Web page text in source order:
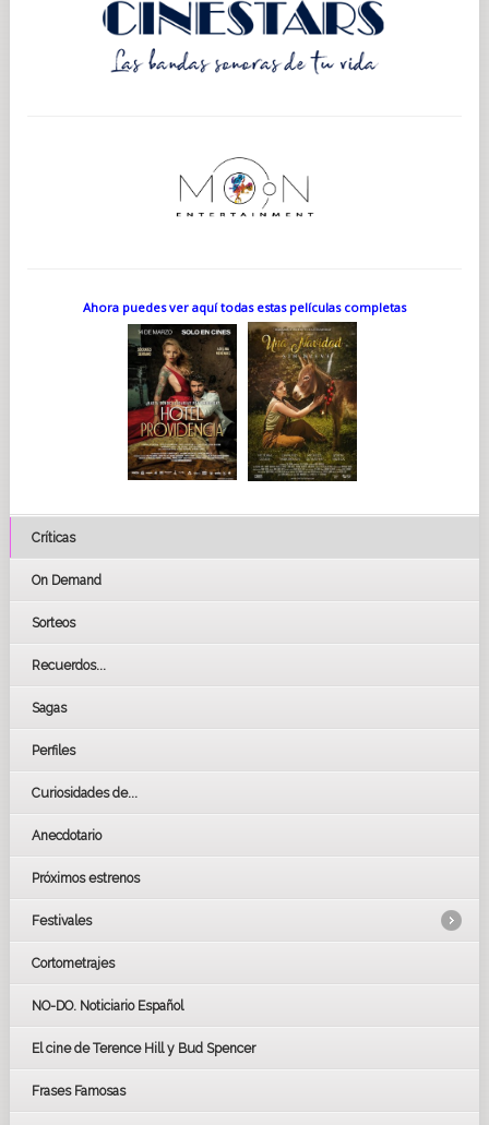
Ahora puedes ver aquí todas estas películas completas
Críticas
On Demand
Sorteos
Recuerdos...
Sagas
Perfiles
Curiosidades de...
Anecdotario
Próximos estrenos
Festivales
LOS OSCARS
GOYAS
BAFTA
Cortometrajes
NO-DO. Noticiario Español
El cine de Terence Hill y Bud Spencer
Frases Famosas